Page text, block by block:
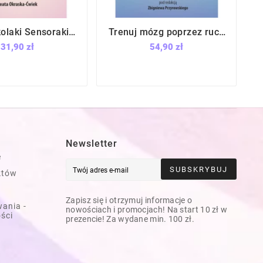

Sensoraki -
zajęć / Empis
31,90 zł  
Trenuj mózg poprzez ruch
/ Empis
54,90 zł
-
Newsletter
SUBSKRYBUJ
Zapisz się i otrzymuj informacje o
nowościach i promocjach! Na start 10 zł w
prezencie! Za wydane min. 100 zł.